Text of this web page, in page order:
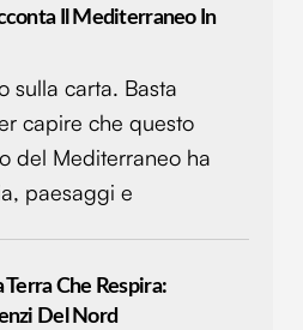
Il Mediterraneo In
sulla carta. Basta
capire che questo
del Mediterraneo ha
paesaggi e
Terra Che Respira:
Del Nord